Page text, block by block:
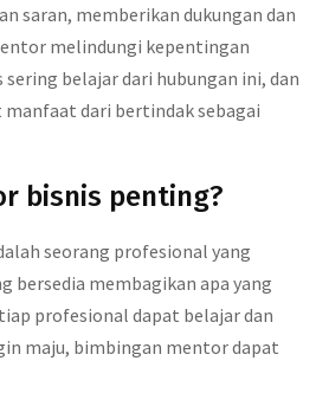
saran, memberikan dukungan dan
melindungi kepentingan
belajar dari hubungan ini, dan
dari bertindak sebagai
bisnis penting?
seorang profesional yang
bersedia membagikan apa yang
profesional dapat belajar dan
maju, bimbingan mentor dapat